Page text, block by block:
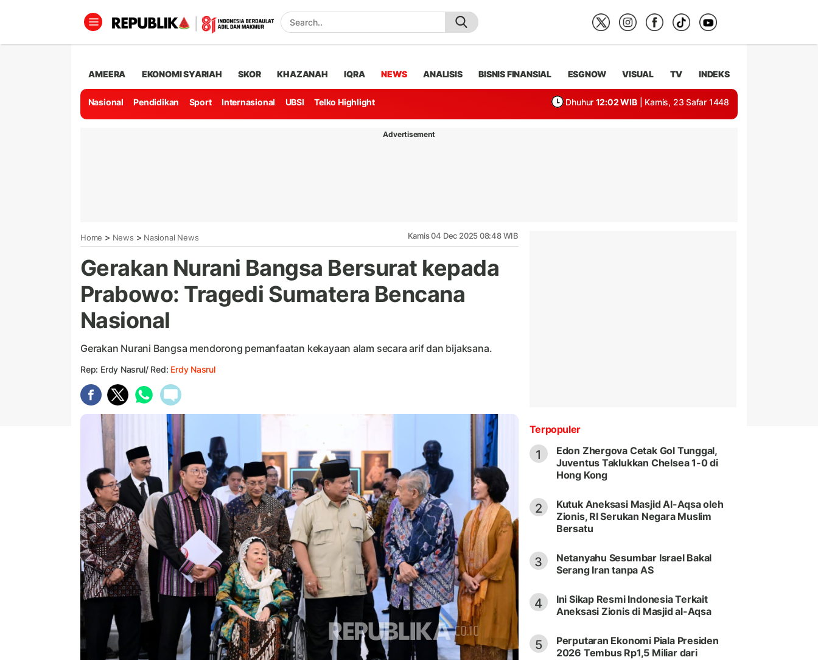
AMEERA EKONOMI SYARIAH SKOR KHAZANAH IQRA NEWS ANALISIS BISNIS FINANSIAL ESGNOW VISUAL TV INDEKS
Nasional Pendidikan Sport Internasional UBSI Telko Highlight Dhuhur 12:02 WIB | Kamis, 23 Safar 1448
Advertisement
Home > News > Nasional News Kamis 04 Dec 2025 08:48 WIB
Gerakan Nurani Bangsa Bersurat kepada
Prabowo: Tragedi Sumatera Bencana
Nasional
Gerakan Nurani Bangsa mendorong pemanfaatan kekayaan alam secara arif dan bijaksana.
Rep: Erdy Nasrul/ Red: Erdy Nasrul
Terpopuler
1
Edon Zhergova Cetak Gol Tunggal,
Juventus Taklukkan Chelsea 1-0 di
Hong Kong
2
Kutuk Aneksasi Masjid Al-Aqsa oleh
Zionis, RI Serukan Negara Muslim
Bersatu
3
Netanyahu Sesumbar Israel Bakal
Serang Iran tanpa AS
4
Ini Sikap Resmi Indonesia Terkait
Aneksasi Zionis di Masjid al-Aqsa
5
Perputaran Ekonomi Piala Presiden
2026 Tembus Rp1,5 Miliar dari